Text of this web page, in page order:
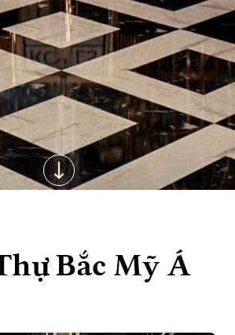
Bắc Mỹ Á